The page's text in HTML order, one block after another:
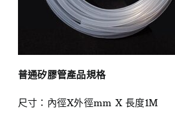
普通矽膠管產品規格
尺寸：內徑X外徑mm X 長度1M